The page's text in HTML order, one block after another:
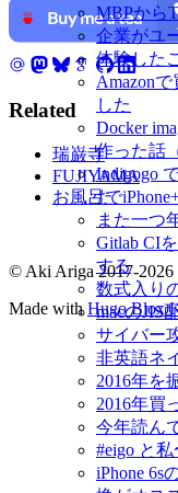
MBPから
企業がユ
体験した
Amazon
した
Docker
作った話
Indigogo
た
また一つ
Gitlab CI
する
数式入り
macのJIS
サイバー
非英語ネ
2016年を
2016年買
今年読ん
#eigo と
iPhone 6s
Related
瑞巌寺
FUJIYAMA
お風呂で
© Aki Ariga 2017-2026
Made withHugo Blox